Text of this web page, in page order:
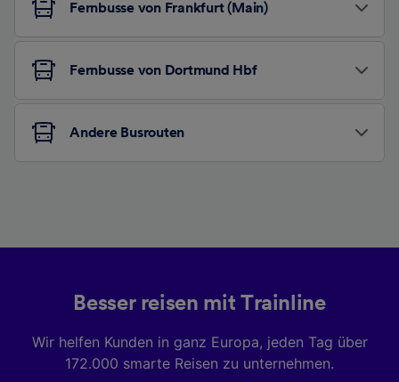
Fernbusse von Frankfurt (Main)
Fernbusse von Dortmund Hbf
Andere Busrouten
Besser reisen mit Trainline
Wir helfen Kunden in ganz Europa, jeden Tag über
172.000 smarte Reisen zu unternehmen.